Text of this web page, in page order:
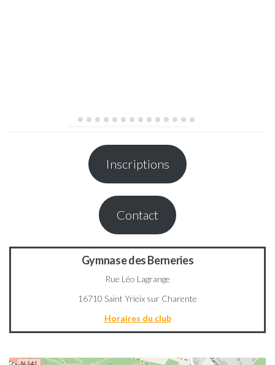
Inscriptions
Contact
Gymnase des Berneries
Rue Léo Lagrange
16710 Saint Yrieix sur Charente
Horaires du club